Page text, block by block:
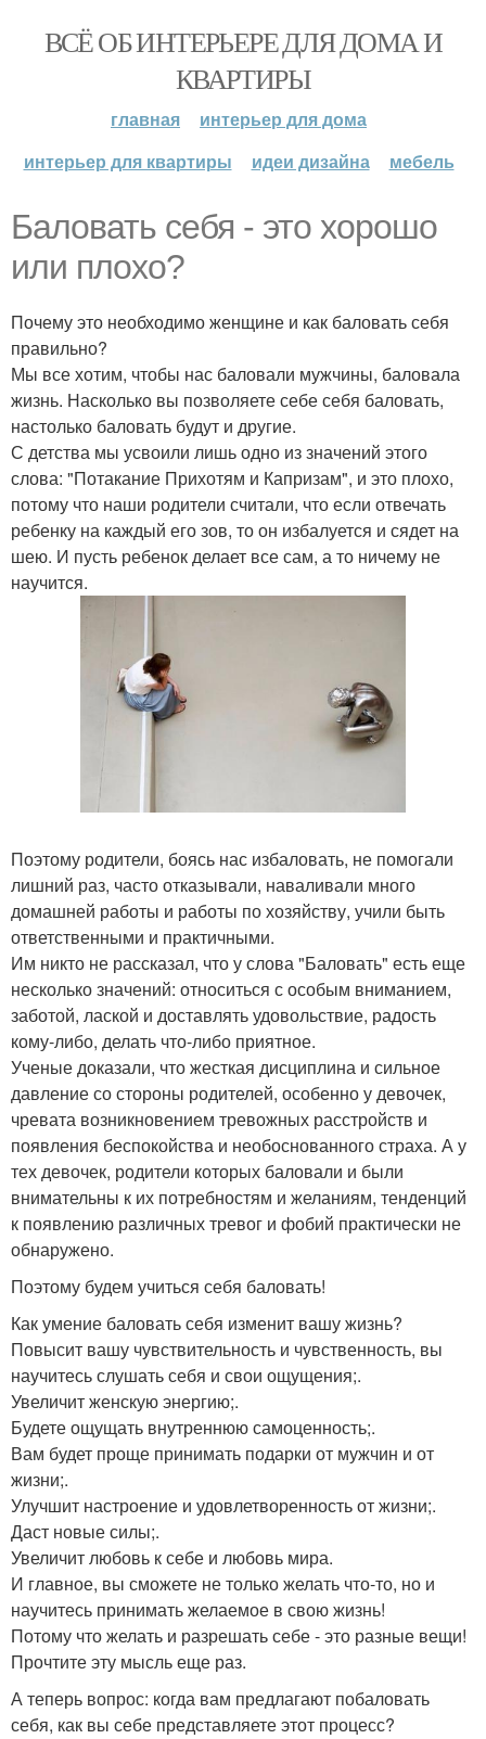
ВСЁ ОБ ИНТЕРЬЕРЕ ДЛЯ ДОМА И
КВАРТИРЫ
главная
интерьер для дома
интерьер для квартиры
идеи дизайна мебель
Баловать себя - это хорошо
или плохо?
Почему это необходимо женщине и как баловать себя
правильно?
Мы все хотим, чтобы нас баловали мужчины, баловала
жизнь. Насколько вы позволяете себе себя баловать,
настолько баловать будут и другие.
С детства мы усвоили лишь одно из значений этого
слова: "Потакание Прихотям и Капризам", и это плохо,
потому что наши родители считали, что если отвечать
ребенку на каждый его зов, то он избалуется и сядет на
шею. И пусть ребенок делает все сам, а то ничему не
научится.
Поэтому родители, боясь нас избаловать, не помогали
лишний раз, часто отказывали, наваливали много
домашней работы и работы по хозяйству, учили быть
ответственными и практичными.
Им никто не рассказал, что у слова "Баловать" есть еще
несколько значений: относиться с особым вниманием,
заботой, лаской и доставлять удовольствие, радость
кому-либо, делать что-либо приятное.
Ученые доказали, что жесткая дисциплина и сильное
давление со стороны родителей, особенно у девочек,
чревата возникновением тревожных расстройств и
появления беспокойства и необоснованного страха. А у
тех девочек, родители которых баловали и были
внимательны к их потребностям и желаниям, тенденций
к появлению различных тревог и фобий практически не
обнаружено.
Поэтому будем учиться себя баловать!
Как умение баловать себя изменит вашу жизнь?
Повысит вашу чувствительность и чувственность, вы
научитесь слушать себя и свои ощущения;.
Увеличит женскую энергию;.
Будете ощущать внутреннюю самоценность;.
Вам будет проще принимать подарки от мужчин и от
жизни;.
Улучшит настроение и удовлетворенность от жизни;.
Даст новые силы;.
Увеличит любовь к себе и любовь мира.
И главное, вы сможете не только желать что-то, но и
научитесь принимать желаемое в свою жизнь!
Потому что желать и разрешать себе - это разные вещи!
Прочтите эту мысль еще раз.
А теперь вопрос: когда вам предлагают побаловать
себя, как вы себе представляете этот процесс?